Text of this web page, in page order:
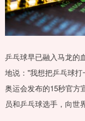
乒乓球早已融入马龙的
地说："我想把乒乓球
奥运会发布的15秒官方
员和乒乓球选手，向世